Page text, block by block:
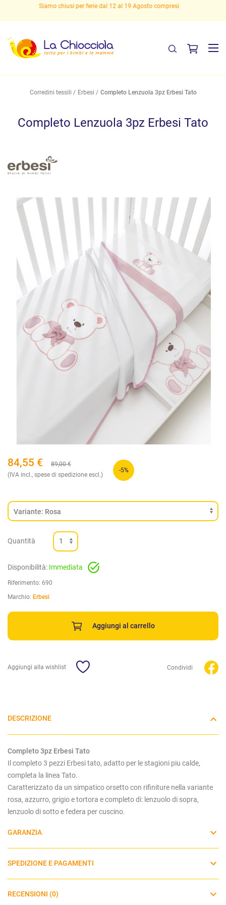
Spedizioni gratuite sopra i 29,90 euro!
Corredini tessili Erbesi Completo Lenzuola 3pz Erbesi Tato
Completo Lenzuola 3pz Erbesi Tato
84,55 € 89,00€
(IVA incl., spese di spedizione escl.)
-5%
Quantità
Disponibilità: Immediata
Riferimento: 690
Marchio: Erbesi
Aggiungi al carrello
Aggiungi alla wishlist Condividi
DESCRIZIONE
Completo 3pz Erbesi Tato
Il completo 3 pezzi Erbesi tato, adatto per le stagioni piu calde,
completa la linea Tato.
Caratterizzato da un simpatico orsetto con rifiniture nella variante
rosa, azzurro, grigio e tortora e completo di: lenzuolo di sopra,
lenzuolo di sotto e federa per cuscino.
GARANZIA
SPEDIZIONE E PAGAMENTI
RECENSIONI (0)